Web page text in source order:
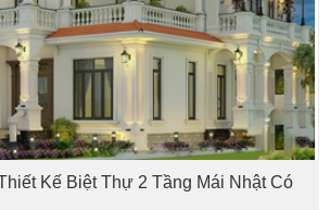
Kế Biệt Thự 2 Tầng Mái Nhật Có